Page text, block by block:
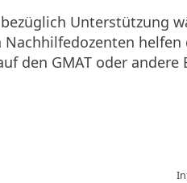
Unterstützung
den GMAT oder